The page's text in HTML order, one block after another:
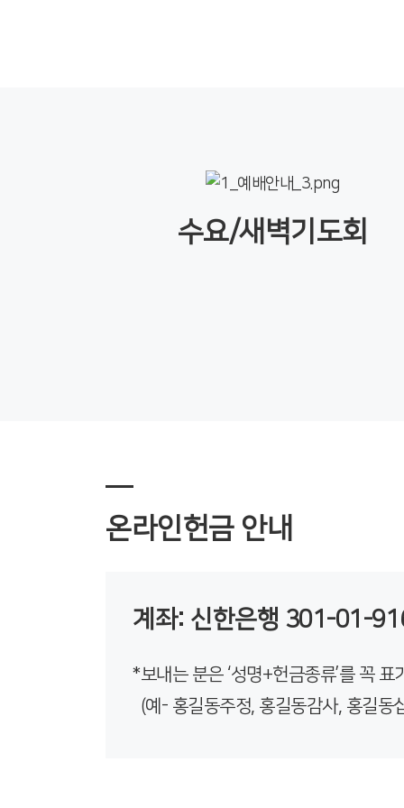
수요/새벽기도회
온라인헌금 안내
계좌: 신한은행 301-01-
*보내는 분은 ‘성명+헌금종류’를 꼭 표
(예- 홍길동주정, 홍길동감사, 홍길동